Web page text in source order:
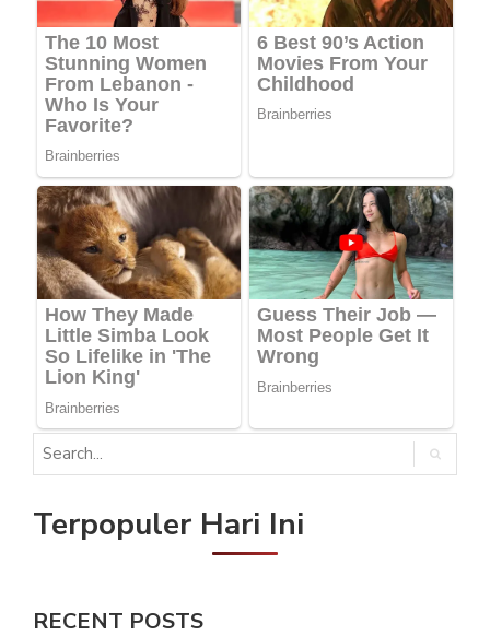
Terpopuler Hari Ini
RECENT POSTS